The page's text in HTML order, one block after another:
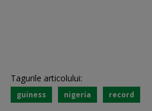
Tagurile articolului:
guiness nigeria record